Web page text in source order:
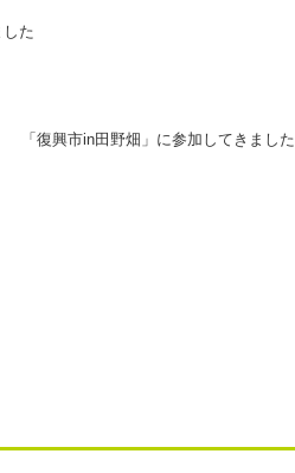
た
「復興市in田野畑」に参加してきました